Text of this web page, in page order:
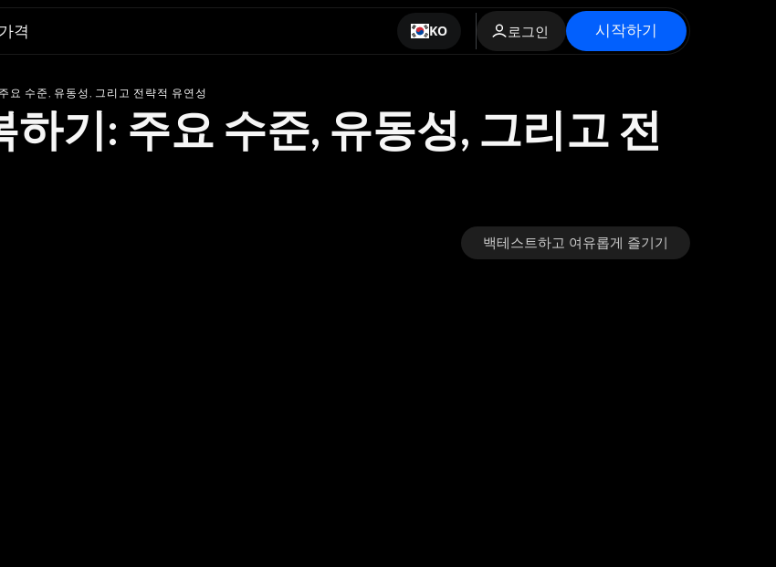
가격 KO 로그인 시작하기
요 수준, 유동성, 그리고 전략적 유연성
기: 주요 수준, 유동성, 그리고 전
백테스트하고 여유롭게 즐기기